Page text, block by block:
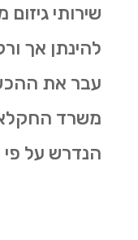
שירותי גיזום
להינתן אך
עבר את
משרד
הנדרש על פי